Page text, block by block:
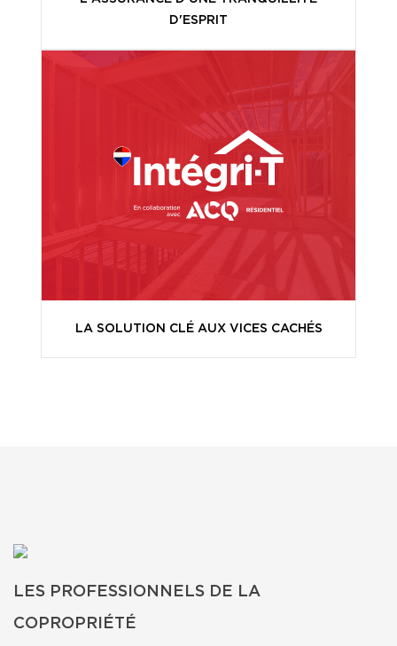
D'ESPRIT
LA SOLUTION CLÉ AUX VICES CACHÉS
LES PROFESSIONNELS DE LA
COPROPRIÉTÉ